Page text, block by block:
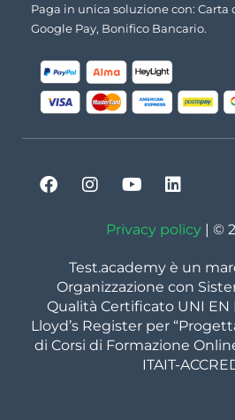
Paga in unica soluzione con: Carta
Google Pay, Bonifico Bancario.
Privacy policy | ©
Test.academy è un
Organizzazione con
Qualità Certificato UNI EN
Lloyd’s Register per
di Corsi di Formazione
ITAIT-